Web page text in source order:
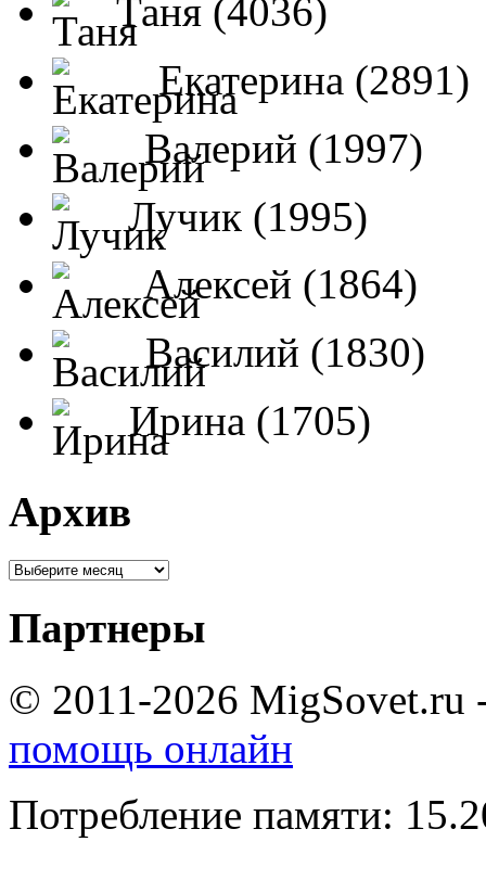
Таня (4036)
Екатерина (2891)
Валерий (1997)
Лучик (1995)
Алексей (1864)
Василий (1830)
Ирина (1705)
Архив
Партнеры
© 2011-2026 MigSovet.ru
помощь онлайн
Потребление памяти: